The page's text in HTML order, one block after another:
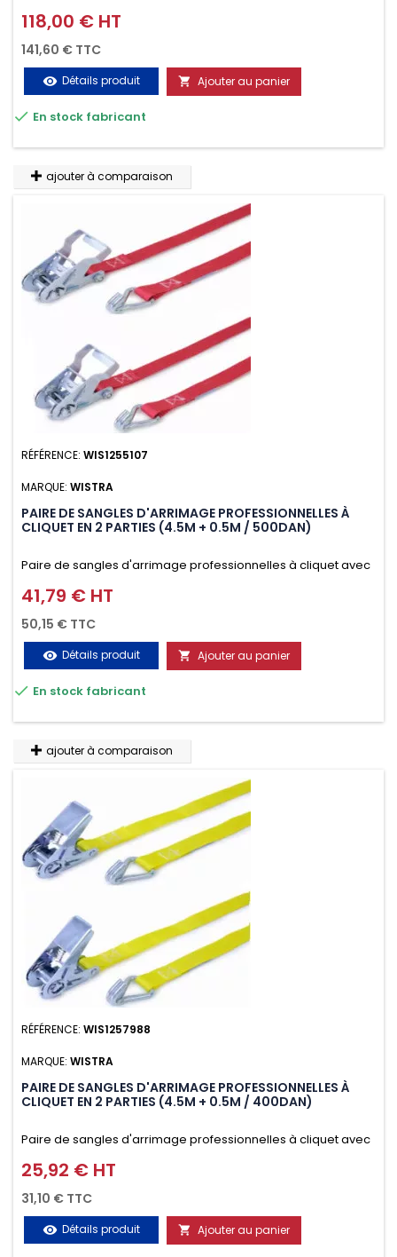
d’arrimer le chargement sur la galerie en moins d’une
minute.
Prix
118,00 € HT
141,60 € TTC
visibility Détails produit  Ajouter au panier
 En stock fabricant
ajouter à comparaison
RÉFÉRENCE: WIS1255107
MARQUE: WISTRA
PAIRE DE SANGLES D'ARRIMAGE PROFESSIONNELLES À
CLIQUET EN 2 PARTIES (4.5M + 0.5M / 500DAN)
Paire de sangles d'arrimage professionnelles à cliquet avec
crochet en 2 parties (4.5M + 0.5M / 500daN), simple et rapide
d'utilisation. Permet d'arrimer et de sécuriser vos
chargements pendant le transport. Matière polyester très
résistante aux UV et aux variations de températures,
n'absorbe pas l'eau.
Prix
41,79 € HT
50,15 € TTC
visibility Détails produit  Ajouter au panier
 En stock fabricant
ajouter à comparaison
RÉFÉRENCE: WIS1257988
MARQUE: WISTRA
PAIRE DE SANGLES D'ARRIMAGE PROFESSIONNELLES À
CLIQUET EN 2 PARTIES (4.5M + 0.5M / 400DAN)
Paire de sangles d'arrimage professionnelles à cliquet avec
crochet en 2 parties (4.5M + 0.5M / 400daN), simple et rapide
d'utilisation. Permet d'arrimer et de sécuriser
vos chargements pendant le transport. Matière polyester
très résistante aux UV et aux variations de températures,
Prix
25,92 € HT
31,10 € TTC
visibility Détails produit  Ajouter au panier